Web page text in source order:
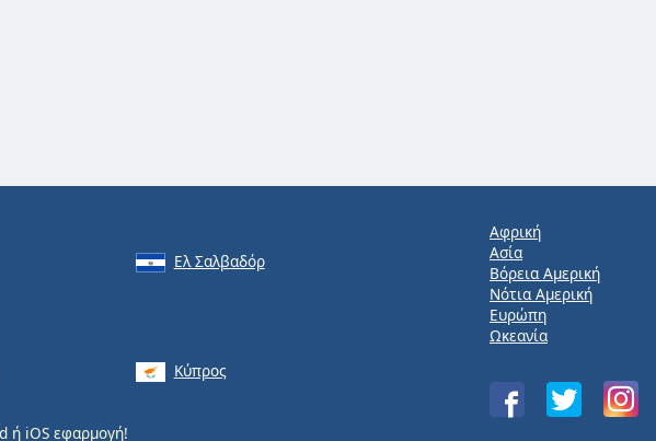
Ελ Σαλβαδόρ
Κύπρος
ή iOS εφαρμογή!
Αφρική
Ασία
Βόρεια Αμερική
Νότια Αμερική
Ευρώπη
Ωκεανία